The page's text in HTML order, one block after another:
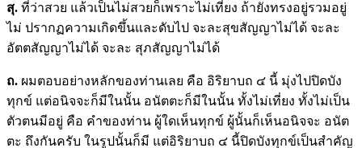
สุ. ที่ว่าสวย แล้วเป็นไม่สวยก็เพราะไม่เที่ยง ถ้ายังทรงอยู่รวมอยู่
ไม่ ปรากฏความเกิดขึ้นและดับไป จะละสุขสัญญาไม่ได้ จะละ
อัตตสัญญาไม่ได้ จะละ สุภสัญญาไม่ได้
ถ. ผมตอบอย่างหลักของท่านเลย คือ อิริยาบถ ๔ นี้ มุ่งไปปิดบัง
ทุกข์ แต่อนิจจะก็มีในนั้น อนัตตะก็มีในนั้น ทั้งไม่เที่ยง ทั้งไม่เป็น
ตัวตนมีอยู่ คือ คำของท่าน ผู้ใดเห็นทุกข์ ผู้นั้นก็เห็นอนิจจะ อนัต
ตะ ถึงกันครับ ในรูปนั้นก็มี แต่อิริยาบถ ๔ นี้ปิดบังทุกข์เป็นสำคัญ